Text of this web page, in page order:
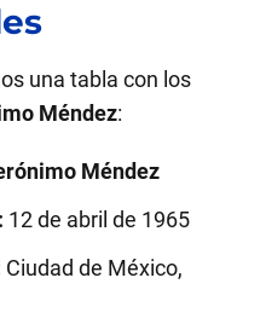
una tabla con los
Méndez:
Méndez
12 de abril de 1965
Ciudad de México,